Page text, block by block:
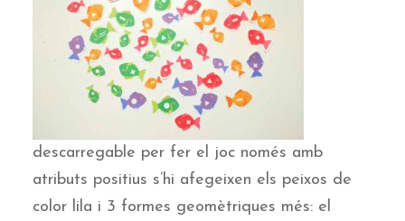
descarregable per fer el joc només amb
atributs positius s’hi afegeixen els peixos de
color lila i 3 formes geomètriques més: el